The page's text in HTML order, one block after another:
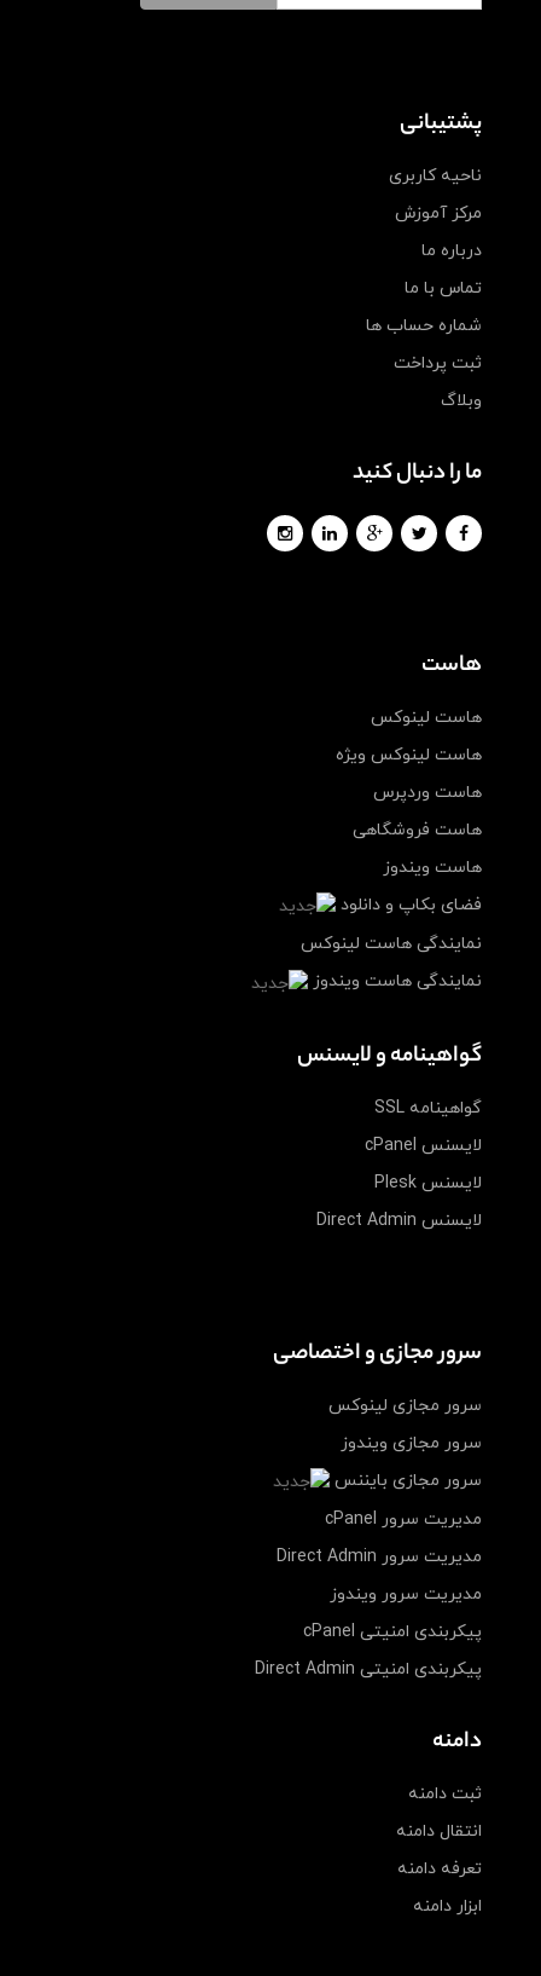
پشتیبانی
ناحیه کاربری
مرکز آموزش
درباره ما
تماس با ما
شماره حساب ها
ثبت پرداخت
وبلاگ
ما را دنبال کنید
هاست
هاست لینوکس
هاست لینوکس ویژه
هاست وردپرس
هاست فروشگاهی
هاست ویندوز
فضای بکاپ و دانلود
نمایندگی هاست لینوکس
نمایندگی هاست ویندوز
گواهینامه و لایسنس
گواهینامه SSL
لایسنس cPanel
لایسنس Plesk
لایسنس Direct Admin
سرور مجازی و اختصاصی
سرور مجازی لینوکس
سرور مجازی ویندوز
سرور مجازی بایننس
مدیریت سرور cPanel
مدیریت سرور Direct Admin
مدیریت سرور ویندوز
پیکربندی امنیتی cPanel
پیکربندی امنیتی Direct Admin
دامنه
ثبت دامنه
انتقال دامنه
تعرفه دامنه
ابزار دامنه